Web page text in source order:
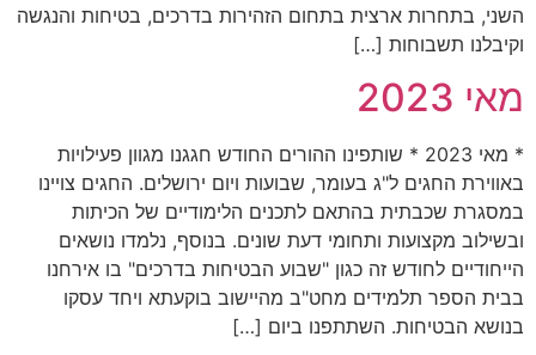
השני, בתחרות ארצית בתחום הזהירות בדרכים, בטיחות והנגשה
וקיבלנו תשבוחות […]
מאי 2023
* מאי 2023 * שותפינו ההורים החודש חגגנו מגוון פעילויות
באווירת החגים ל"ג בעומר, שבועות ויום ירושלים. החגים צויינו
במסגרת שכבתית בהתאם לתכנים הלימודיים של הכיתות
ובשילוב מקצועות ותחומי דעת שונים. בנוסף, נלמדו נושאים
הייחודיים לחודש זה כגון "שבוע הבטיחות בדרכים" בו אירחנו
בבית הספר תלמידים מחט"ב מהיישוב בוקעתא ויחד עסקו
בנושא הבטיחות. השתתפנו ביום […]